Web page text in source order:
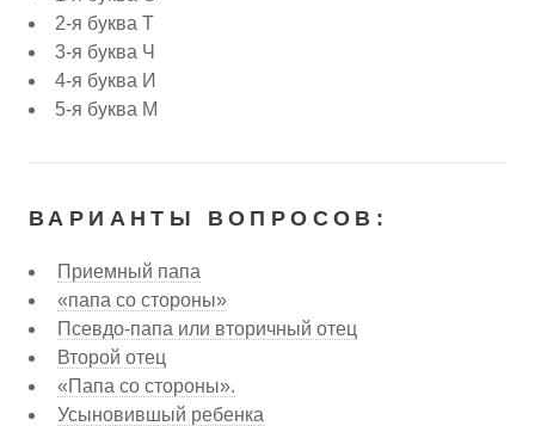
2-я буква Т
3-я буква Ч
4-я буква И
5-я буква М
ВАРИАНТЫ ВОПРОСОВ:
Приемный папа
«папа со стороны»
Псевдо-папа или вторичный отец
Второй отец
«Папа со стороны».
Усыновившый ребенка